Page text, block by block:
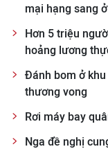
Media Pháp luật
Media Du lịch
Media Thế giới
Media Thể thao
mại hạng sang
Hơn 5 triệu
hoảng lương
Đánh bom ở
thương vong
Rơi máy bay
Nga đề nghị